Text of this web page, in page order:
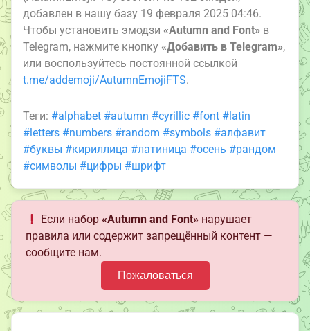
добавлен в нашу базу 19 февраля 2025 04:46.
Чтобы установить эмодзи «Autumn and Font» в
Telegram, нажмите кнопку «Добавить в Telegram»,
или воспользуйтесь постоянной ссылкой
t.me/addemoji/AutumnEmojiFTS.
Теги: #alphabet #autumn #cyrillic #font #latin
#letters #numbers #random #symbols #алфавит
#буквы #кириллица #латиница #осень #рандом
#символы #цифры #шрифт
Если набор«Autumn and Font» нарушает
правила или содержит запрещённый контент —
сообщите нам.
Пожаловаться